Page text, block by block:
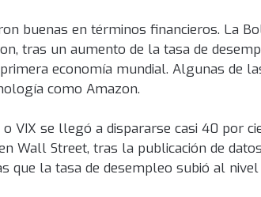
buenas en términos financieros. La
tras un aumento de la tasa de
economía mundial. Algunas de
como Amazon.
VIX se llegó a dispararse casi 40 por
Wall Street, tras la publicación de
que la tasa de desempleo subió al